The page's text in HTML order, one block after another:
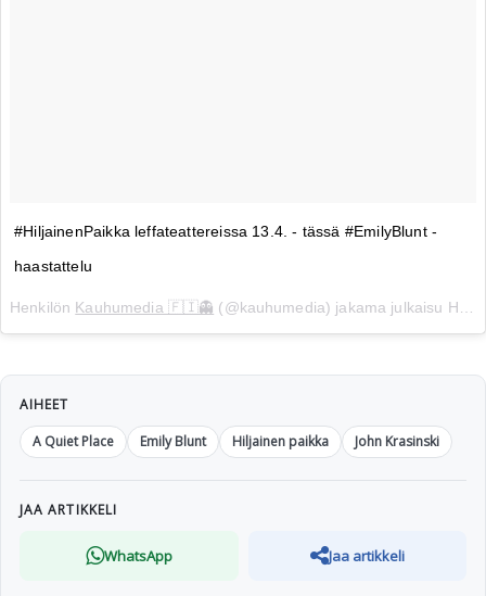
#HiljainenPaikka leffateattereissa 13.4. - tässä #EmilyBlunt -
haastattelu
Henkilön Kauhumedia 🇫🇮👻 (@kauhumedia) jakama julkaisu Huhti 5, 2018 kello 12.58 PDT
AIHEET
A Quiet Place
Emily Blunt Hiljainen paikka John Krasinski
JAA ARTIKKELI
WhatsApp Jaa artikkeli